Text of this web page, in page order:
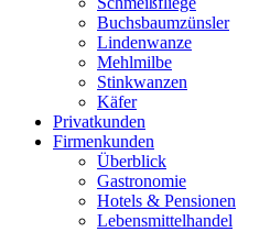
Buchsbaumzünsler
Lindenwanze
Mehlmilbe
Stinkwanzen
Käfer
Privatkunden
Firmenkunden
Überblick
Gastronomie
Hotels & Pensionen
Lebensmittelhandel